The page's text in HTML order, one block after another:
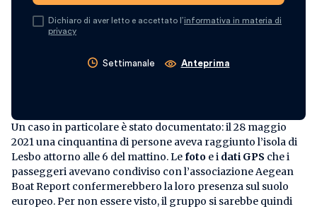
Dichiaro di aver letto e accettato l’informativa in materia di
privacy
Settimanale Anteprima
Un caso in particolare è stato documentato: il 28 maggio
2021 una cinquantina di persone aveva raggiunto l’isola di
Lesbo attorno alle 6 del mattino. Lefoto e i dati GPS che i
passeggeri avevano condiviso con l’associazione Aegean
Boat Report confermerebbero la loro presenza sul suolo
europeo. Per non essere visto, il gruppo si sarebbe quindi